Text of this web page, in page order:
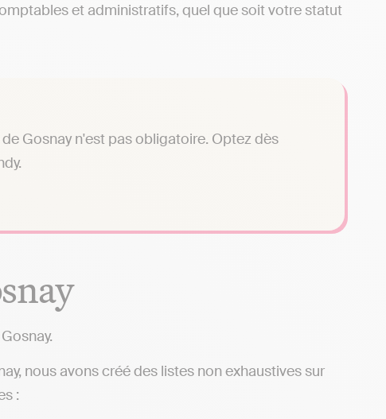
et administratifs, quel que soit votre statut
Gosnay n'est pas obligatoire. Optez dès
nous avons créé des listes non exhaustives sur
: